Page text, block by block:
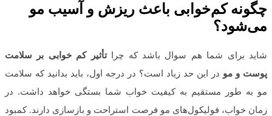
چگونه کم‌خوابی باعث ریزش و آسیب مو
می‌شود؟
شاید برای شما هم سوال باشد که چراتأثیر کم خوابی بر سلامت
پوست و مو در این حد زیاد است؟ در درجه اول، باید بدانید که سلامت
مو به طور مستقیم به کیفیت خواب شما بستگی خواهد داشت. در
زمان خواب، فولیکول‌های مو فرصت استراحت و بازسازی دارند. کمبود